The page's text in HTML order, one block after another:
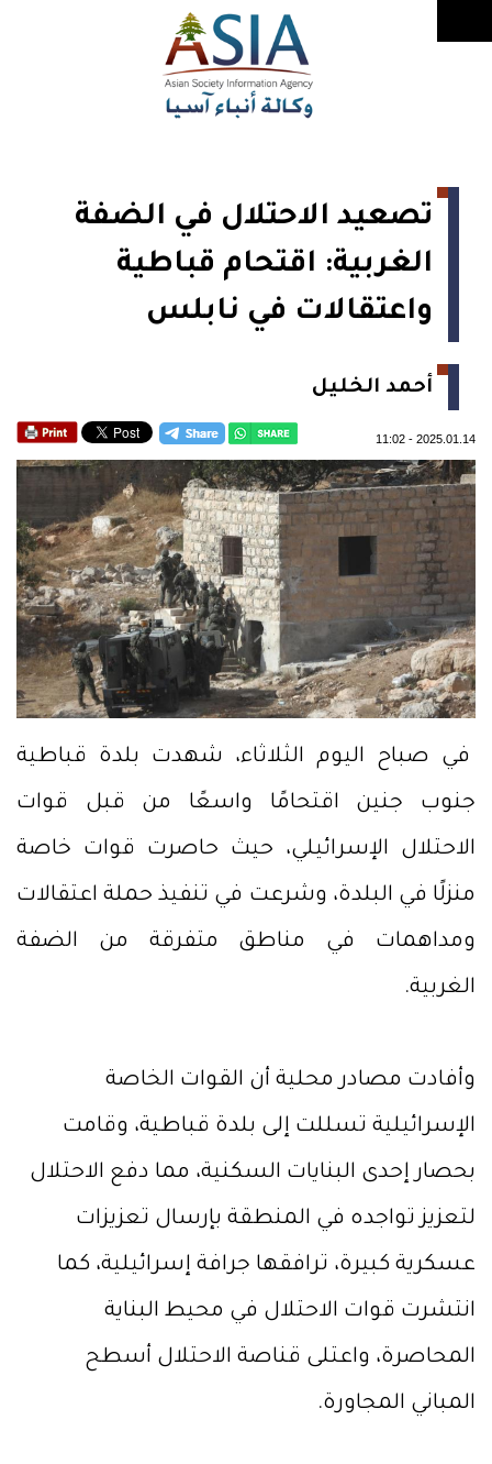
تصعيد الاحتلال في الضفة
الغربية: اقتحام قباطية
واعتقالات في نابلس
أحمد الخليل
2025.01.14
-
11:02
في صباح اليوم الثلاثاء، شهدت بلدة قباطية
جنوب جنين اقتحامًا واسعًا من قبل قوات
الاحتلال الإسرائيلي، حيث حاصرت قوات خاصة
منزلًا في البلدة، وشرعت في تنفيذ حملة اعتقالات
ومداهمات في مناطق متفرقة من الضفة
الغربية.
وأفادت مصادر محلية أن القوات الخاصة
الإسرائيلية تسللت إلى بلدة قباطية، وقامت
بحصار إحدى البنايات السكنية، مما دفع الاحتلال
لتعزيز تواجده في المنطقة بإرسال تعزيزات
عسكرية كبيرة، ترافقها جرافة إسرائيلية، كما
انتشرت قوات الاحتلال في محيط البناية
المحاصرة، واعتلى قناصة الاحتلال أسطح
المباني المجاورة.